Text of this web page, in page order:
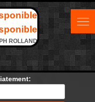
ROLLAND